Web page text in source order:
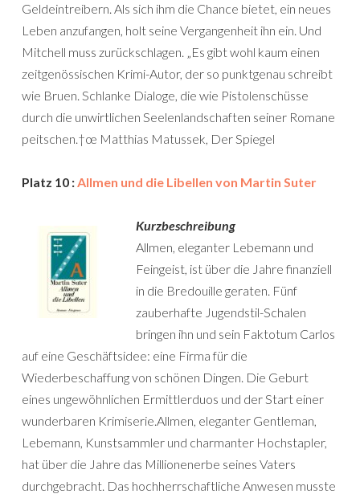
Geldeintreibern. Als sich ihm die Chance bietet, ein neues
Leben anzufangen, holt seine Vergangenheit ihn ein. Und
Mitchell muss zurückschlagen. „Es gibt wohl kaum einen
zeitgenössischen Krimi-Autor, der so punktgenau schreibt
wie Bruen. Schlanke Dialoge, die wie Pistolenschüsse
durch die unwirtlichen Seelenlandschaften seiner Romane
peitschen.†œ Matthias Matussek, Der Spiegel
Platz 10 :Allmen und die Libellen von Martin Suter
Kurzbeschreibung
Allmen, eleganter Lebemann und
Feingeist, ist über die Jahre finanziell
in die Bredouille geraten. Fünf
zauberhafte Jugendstil-Schalen
bringen ihn und sein Faktotum Carlos
auf eine Geschäftsidee: eine Firma für die
Wiederbeschaffung von schönen Dingen. Die Geburt
eines ungewöhnlichen Ermittlerduos und der Start einer
wunderbaren Krimiserie.Allmen, eleganter Gentleman,
Lebemann, Kunstsammler und charmanter Hochstapler,
hat über die Jahre das Millionenerbe seines Vaters
durchgebracht. Das hochherrschaftliche Anwesen musste